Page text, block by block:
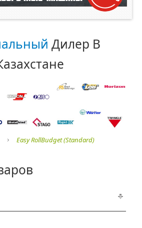
Дилер В
Easy RollBudget (Standard)